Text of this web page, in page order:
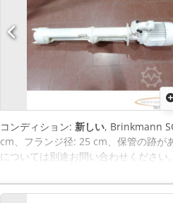
コンディション: 新しい, Brinkmann
cm、フランジ径: 25 cm、保管の跡が
については別途お問い合わせくださ